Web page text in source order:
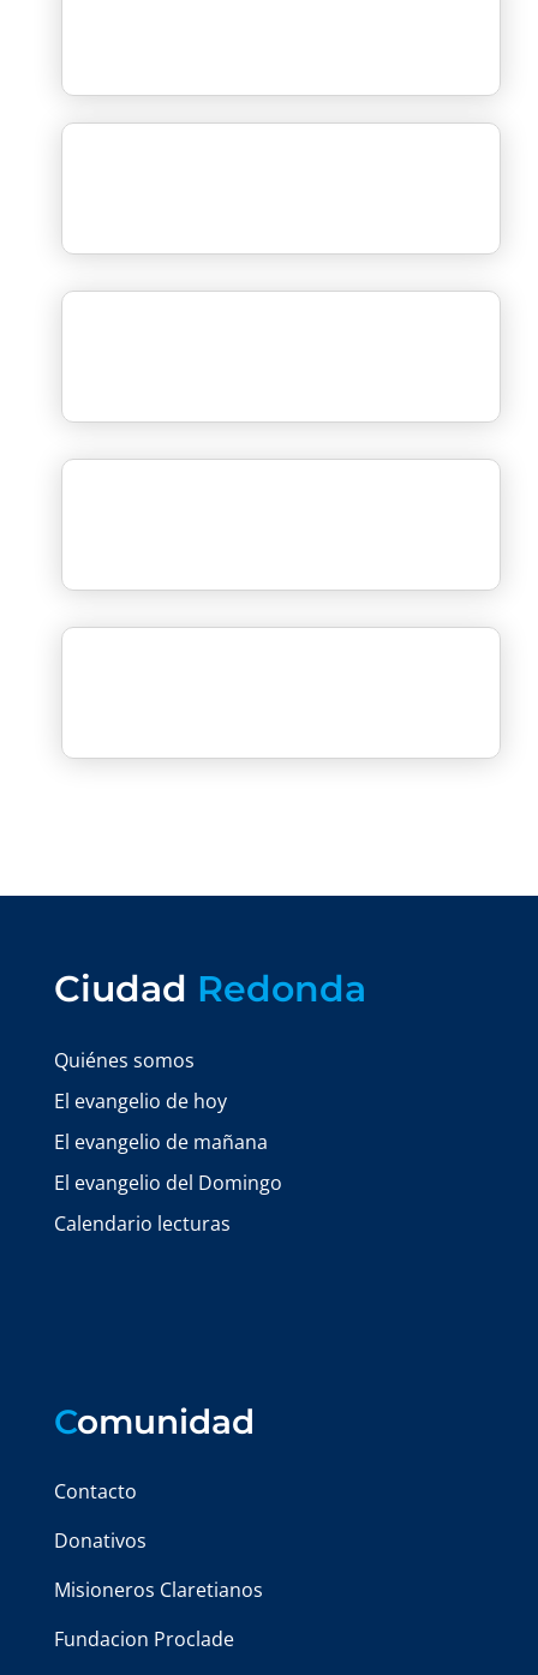
Ciudad Redonda
Quiénes somos
El evangelio de hoy
El evangelio de mañana
El evangelio del Domingo
Calendario lecturas
Comunidad
Contacto
Donativos
Misioneros Claretianos
Fundacion Proclade